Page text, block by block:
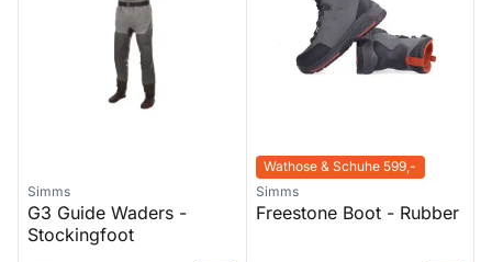
Simms
G3 Guide Waders -
Stockingfoot
Wathose & Schuhe 599,-
Simms
Freestone Boot - Rubber